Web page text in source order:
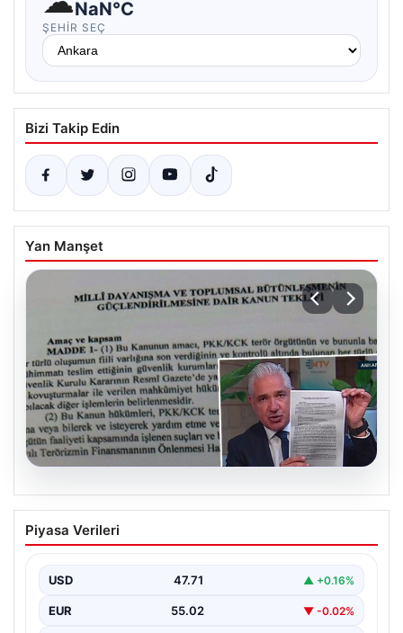
NaN°C
ŞEHIR SEÇ
Bizi Takip Edin
Yan Manşet
05.08.2026
Süreç yasası teklifi tamamlandı. İşte
madde madde kanun teklifi ve
Piyasa Verileri
USD 47.71 ▲ +0.16%
EUR 55.02 ▼ -0.02%